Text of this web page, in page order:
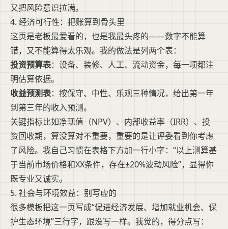
又把风险意识拉满。
4. 经济可行性：把账算到骨头里
这页是老板最爱看的，也是我最头疼的——数字不能算
错，又不能算得太乐观。我的做法是列两个表：
投资预算表：设备、装修、人工、流动资金，每一项都注
明估算依据。
收益预测表：按保守、中性、乐观三种情况，给出第一年
到第三年的收入预测。
关键指标比如净现值（NPV）、内部收益率（IRR）、投
资回收期，算没算对不重要，重要的是让评委看到你考虑
了风险。我自己习惯在表格下方加一行小字：“以上测算基
于当前市场价格和XX条件，存在±20%波动风险”，显得你
既专业又诚实。
5. 社会与环境效益：别写虚的
很多模板把这一页写成“促进经济发展、增加就业机会、保
护生态环境”三行字，跟没写一样。我觉的，得分点写：